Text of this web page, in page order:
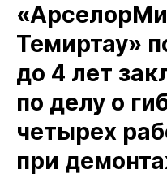
Темиртау»
до 4 лет
по делу о
четырех
при